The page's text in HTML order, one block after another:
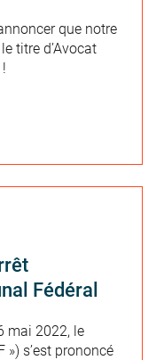
que notre
titre d’Avocat
Fédéral
mai 2022, le
») s’est prononcé